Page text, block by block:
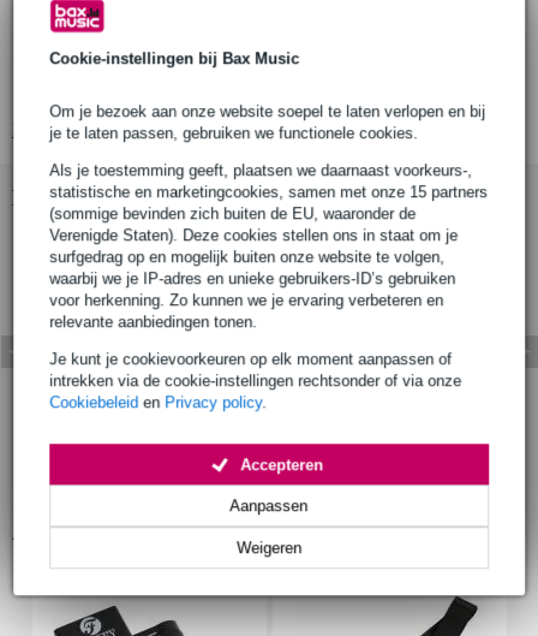
Cookie-instellingen bij Bax Music
Om je bezoek aan onze website soepel te laten verlopen en bij
je te laten passen, gebruiken we functionele cookies.
Als je toestemming geeft, plaatsen we daarnaast voorkeurs-,
statistische en marketingcookies, samen met onze 15 partners
(sommige bevinden zich buiten de EU, waaronder de
Verenigde Staten). Deze cookies stellen ons in staat om je
surfgedrag op en mogelijk buiten onze website te volgen,
waarbij we je IP-adres en unieke gebruikers-ID’s gebruiken
voor herkenning. Zo kunnen we je ervaring verbeteren en
relevante aanbiedingen tonen.
Je kunt je cookievoorkeuren op elk moment aanpassen of
intrekken via de cookie-instellingen rechtsonder of via onze
Cookiebeleid en Privacy policy.
Weigeren
Aanpassen
Accepteren
Klotz patchkabels
set met 3 kabels
Bekijk alle productspecificaties
Bekijk ook eens (2)
Accessoires (18)